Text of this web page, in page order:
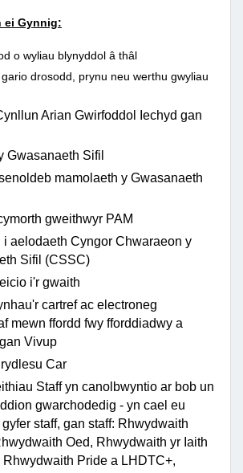
ei Gynnig:
o wyliau blynyddol â thâl
drosodd, prynu neu werthu gwyliau
Arian Gwirfoddol Iechyd gan
Gwasanaeth Sifil
mamolaeth y Gwasanaeth
gweithwyr PAM
i aelodaeth Cyngor Chwaraeon y
Sifil (CSSC)
i'r gwaith
cartref ac electroneg
mewn ffordd fwy fforddiadwy a
Vivup
Car
Staff yn canolbwyntio ar bob un
gwarchodedig - yn cael eu
staff, gan staff: Rhwydwaith
Oed, Rhwydwaith yr Iaith
Rhwydwaith Pride a LHDTC+,